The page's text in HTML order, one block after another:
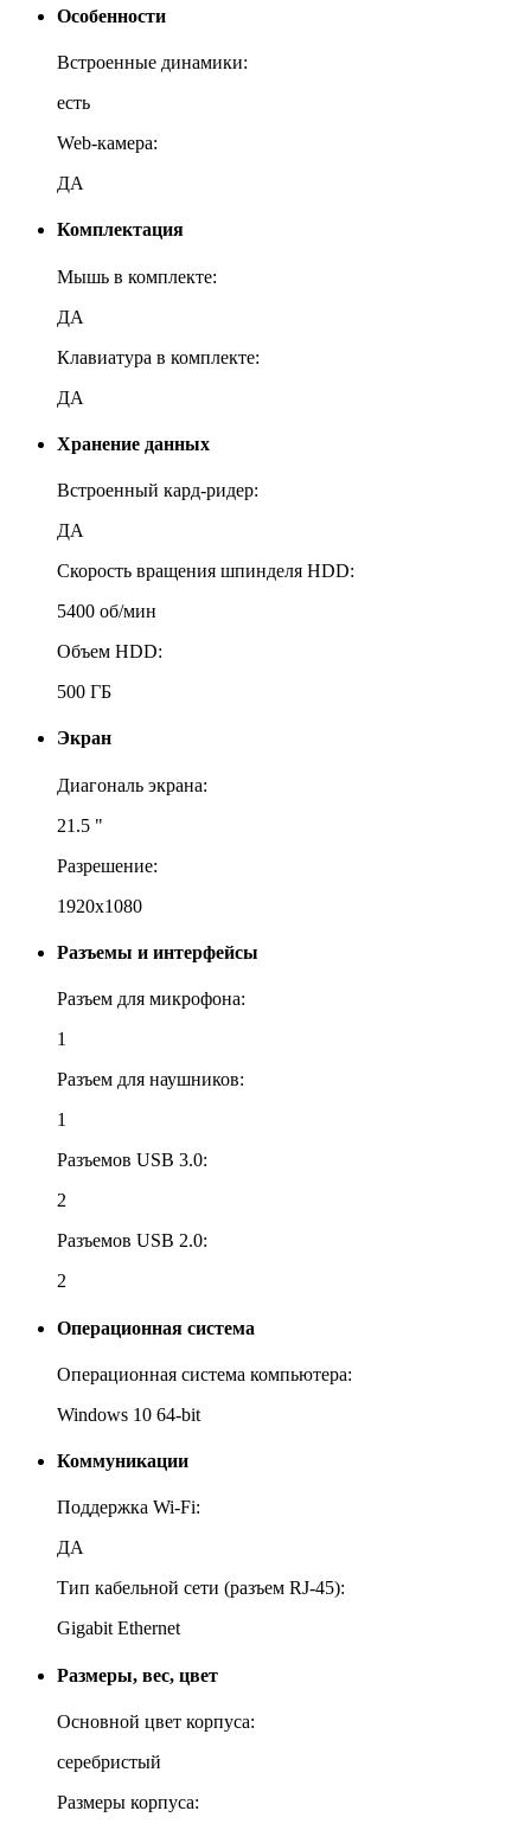
Особенности
Встроенные динамики:
есть
Web-камера:
ДА
Комплектация
Мышь в комплекте:
ДА
Клавиатура в комплекте:
ДА
Хранение данных
Встроенный кард-ридер:
ДА
Скорость вращения шпинделя HDD:
5400 об/мин
Объем HDD:
500 ГБ
Экран
Диагональ экрана:
21.5 "
Разрешение:
1920x1080
Разъемы и интерфейсы
Разъем для микрофона:
1
Разъем для наушников:
1
Разъемов USB 3.0:
2
Разъемов USB 2.0:
2
Операционная система
Операционная система компьютера:
Windows 10 64-bit
Коммуникации
Поддержка Wi-Fi:
ДА
Тип кабельной сети (разъем RJ-45):
Gigabit Ethernet
Размеры, вес, цвет
Основной цвет корпуса:
серебристый
Размеры корпуса: